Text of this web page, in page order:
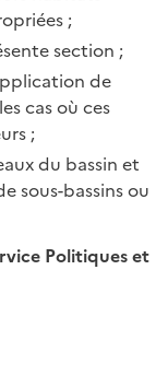
;
section ;
de
cas où ces
;
du bassin et
sous-bassins ou
Politiques et